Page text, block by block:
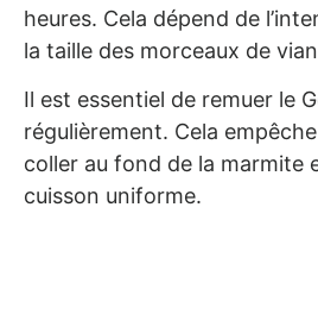
heures. Cela dépend de
la taille des morceaux de
Il est essentiel de remuer le
régulièrement. Cela
coller au fond de la marmite
cuisson uniforme.